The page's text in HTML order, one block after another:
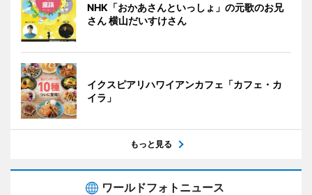
NHK「おかあさんといっしょ」の元歌のお兄
さん 横山だいすけさん
イクスピアリハワイアンカフェ「カフェ・カ
イラ」
もっと見る
ワールドフォトニュース